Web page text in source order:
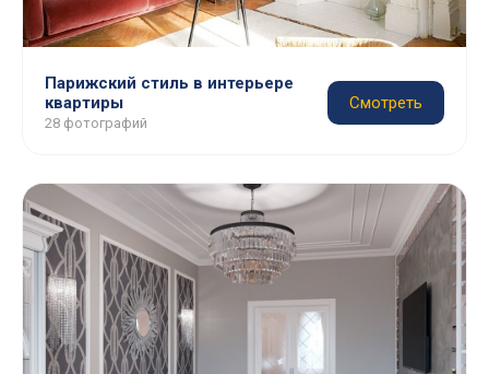
Парижский стиль в интерьере
квартиры
28 фотографий
Смотреть